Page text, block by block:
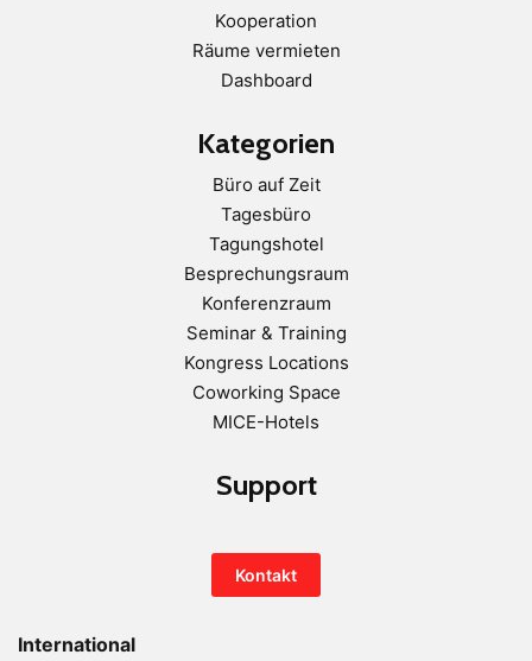
Kooperation
Räume vermieten
Dashboard
Kategorien
Büro auf Zeit
Tagesbüro
Tagungshotel
Besprechungsraum
Konferenzraum
Seminar & Training
Kongress Locations
Coworking Space
MICE-Hotels
Support
Kontakt
International